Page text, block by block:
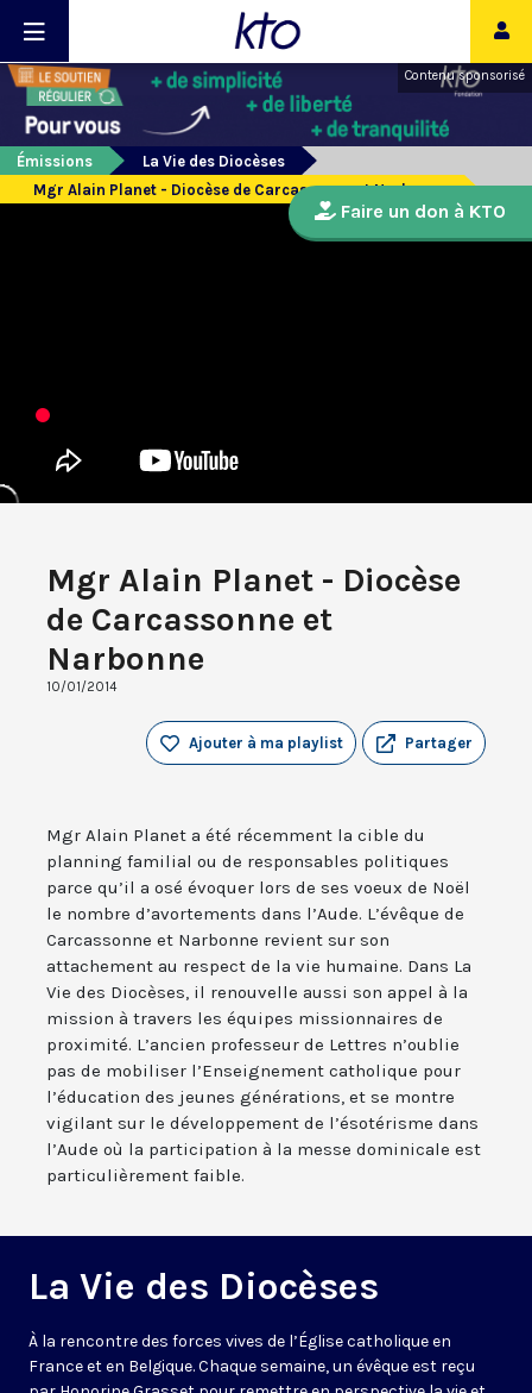
Contenu sponsorisé
Émissions
La Vie des Diocèses
Mgr Alain Planet - Diocèse de Carcassonne et Narbonne
Mgr Alain Planet - Diocèse
de Carcassonne et
Narbonne
10/01/2014
Partager
Ajouter à ma playlist
Mgr Alain Planet a été récemment la cible du
planning familial ou de responsables politiques
parce qu’il a osé évoquer lors de ses voeux de Noël
le nombre d’avortements dans l’Aude. L’évêque de
Carcassonne et Narbonne revient sur son
attachement au respect de la vie humaine. Dans La
Vie des Diocèses, il renouvelle aussi son appel à la
mission à travers les équipes missionnaires de
proximité. L’ancien professeur de Lettres n’oublie
pas de mobiliser l’Enseignement catholique pour
l’éducation des jeunes générations, et se montre
vigilant sur le développement de l’ésotérisme dans
l’Aude où la participation à la messe dominicale est
particulièrement faible.
La Vie des Diocèses
À la rencontre des forces vives de l’Église catholique en
France et en Belgique. Chaque semaine, un évêque est reçu
Faire un don à KTO